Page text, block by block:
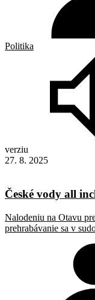
Politika
verziu
27. 8. 2025
České vody all
Nalodeniu na Otavu
prehrabávanie sa v